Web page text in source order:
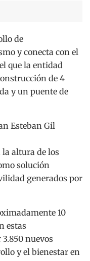
de
y conecta con el
que la entidad
de 4
y un puente de
Esteban Gil
la altura de los
solución
generados por
10
estas
nuevos
y el bienestar en